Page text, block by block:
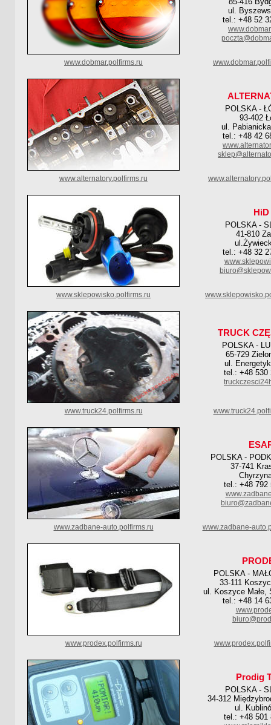
ul.
tel.: +48 52
www.dobmar.polfirms.ru
POLSKA -
93-402
ul.
tel.: +48 42
www.alternatory.polfirms.ru
HiD
POLSKA -
41-810
tel.: +48 32
www.sklepowisko.polfirms.ru
TRUCK
POLSKA -
65-729
ul.
tel.: +48 530
www.truck24.polfirms.ru
POLSKA -
37-741
tel.: +48 792
www.zadbane-auto.polfirms.ru www.zadbane-
POLSKA -
33-111
ul. Koszyce Małe,
tel.: +48 14
www.prodex.polfirms.ru
Prodig
POLSKA -
34-312
ul.
tel.: +48 501